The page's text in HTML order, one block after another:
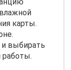
карты.
выбирать